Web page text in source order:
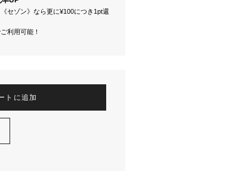
セゾン》なら更に¥100につき1pt還
利用可能！
トに追加